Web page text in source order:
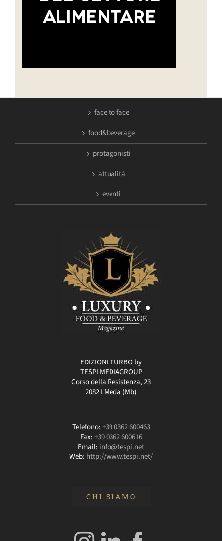
face to face
food&beverage
protagonisti
attualità
eventi
EDIZIONI TURBO by
TESPI MEDIAGROUP
Corso della Resistenza, 23
20821 Meda (Mb)
Telefono:+39 0362 600463
Fax:+39 0362 600616
Email: info@tespi.net
Web: http://www.tespi.net/
CHI SIAMO